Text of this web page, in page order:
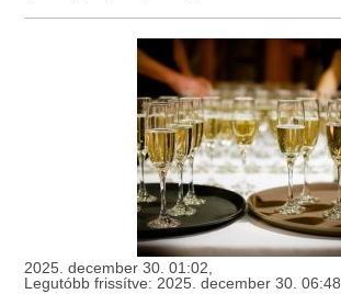
2025. december 30. 01:02,
Legutóbb frissítve: 2025. december 30. 06:48